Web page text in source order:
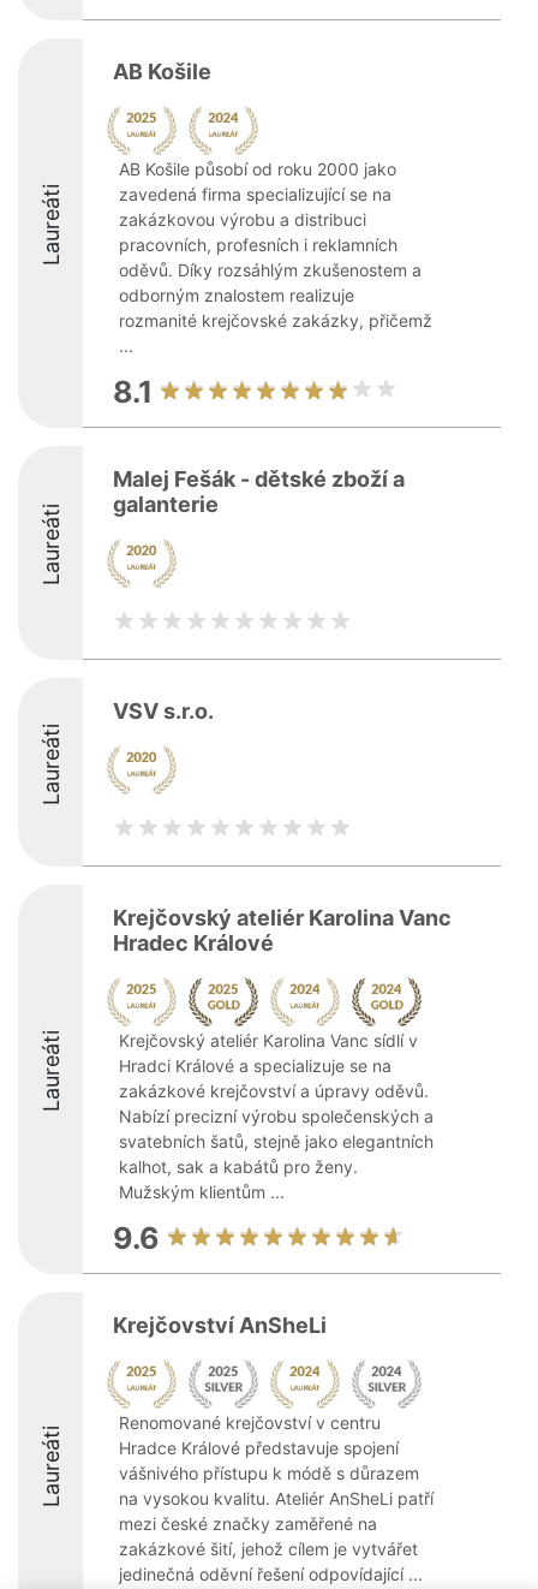
Laureáti
AB Košile
AB Košile působí od roku 2000 jako
zavedená firma specializující se na
zakázkovou výrobu a distribuci
pracovních, profesních i reklamních
oděvů. Díky rozsáhlým zkušenostem a
odborným znalostem realizuje
rozmanité krejčovské zakázky, přičemž
...
8.1
Laureáti
Malej Fešák - dětské zboží a
galanterie
Laureáti
VSV s.r.o.
Laureáti
Krejčovský ateliér Karolina Vanc
Hradec Králové
Krejčovský ateliér Karolina Vanc sídlí v
Hradci Králové a specializuje se na
zakázkové krejčovství a úpravy oděvů.
Nabízí precizní výrobu společenských a
svatebních šatů, stejně jako elegantních
kalhot, sak a kabátů pro ženy.
Mužským klientům ...
9.6
Laureáti
Krejčovství AnSheLi
Renomované krejčovství v centru
Hradce Králové představuje spojení
vášnivého přístupu k módě s důrazem
na vysokou kvalitu. Ateliér AnSheLi patří
mezi české značky zaměřené na
zakázkové šití, jehož cílem je vytvářet
jedinečná oděvní řešení odpovídající ...